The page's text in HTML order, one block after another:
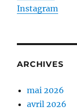
Instagram
ARCHIVES
mai 2026
avril 2026